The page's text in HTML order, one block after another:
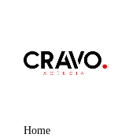
Home